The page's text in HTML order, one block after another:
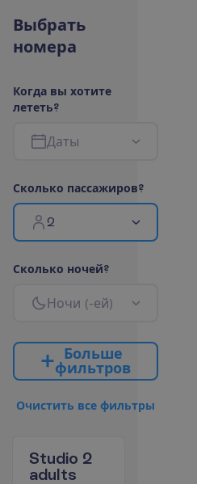
Выбрать
номера
Когда вы хотите
лететь?
Даты
Сколько пассажиров?
2
Сколько ночей?
Ночи (-ей)
Больше
фильтров
Очистить все фильтры
Studio 2
adults